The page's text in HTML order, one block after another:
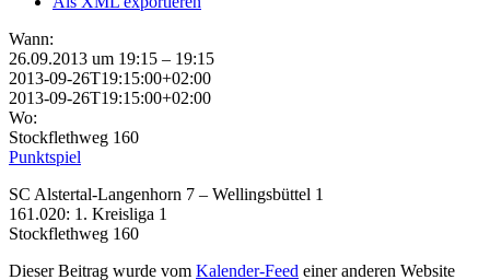
Wann:
26.09.2013 um 19:15 – 19:15
2013-09-26T19:15:00+02:00
2013-09-26T19:15:00+02:00
Wo:
Stockflethweg 160
Punktspiel
SC Alstertal-Langenhorn 7 – Wellingsbüttel 1
161.020: 1. Kreisliga 1
Stockflethweg 160
Dieser Beitrag wurde vom Kalender-Feed einer anderen Website